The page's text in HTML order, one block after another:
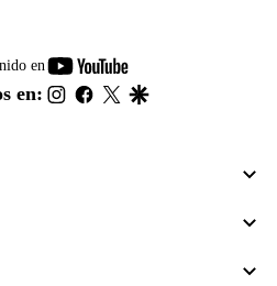
en
youtube-
footer
en: instagram
facebook
twitter